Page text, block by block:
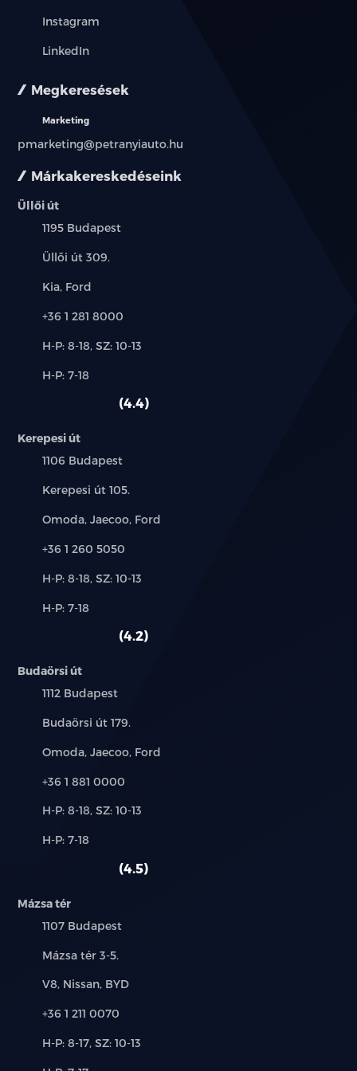
Márkakereskedéseink
Üllői út
Település:
1195 Budapest
Cím:
Üllői út 309.
Márkák:
Kia, Ford
Telefon:
+36 1 281 8000
Új-
használt
H-P: 8-18, SZ: 10-13
Alkatrész,
H-P: 7-18
4.4
Kerepesi út
Település:
1106 Budapest
Cím:
Kerepesi út 105.
Márkák:
Omoda, Jaecoo, Ford
Telefon:
+36 1 260 5050
Új-
használt
H-P: 8-18, SZ: 10-13
Alkatrész,
H-P: 7-18
4.2
Budaörsi út
Település:
1112 Budapest
Cím:
Budaörsi út 179.
Márkák:
Omoda, Jaecoo, Ford
Telefon:
+36 1 881 0000
Új-
használt
H-P: 8-18, SZ: 10-13
Alkatrész,
H-P: 7-18
4.5
Mázsa tér
Település:
1107 Budapest
Cím:
Mázsa tér 3-5.
Márkák:
V8, Nissan, BYD
Telefon:
+36 1 211 0070
Új-
H-P: 8-17, SZ: 10-13
Instagram
LinkedIn
Megkeresések
Marketing
pmarketing@petranyiauto.hu